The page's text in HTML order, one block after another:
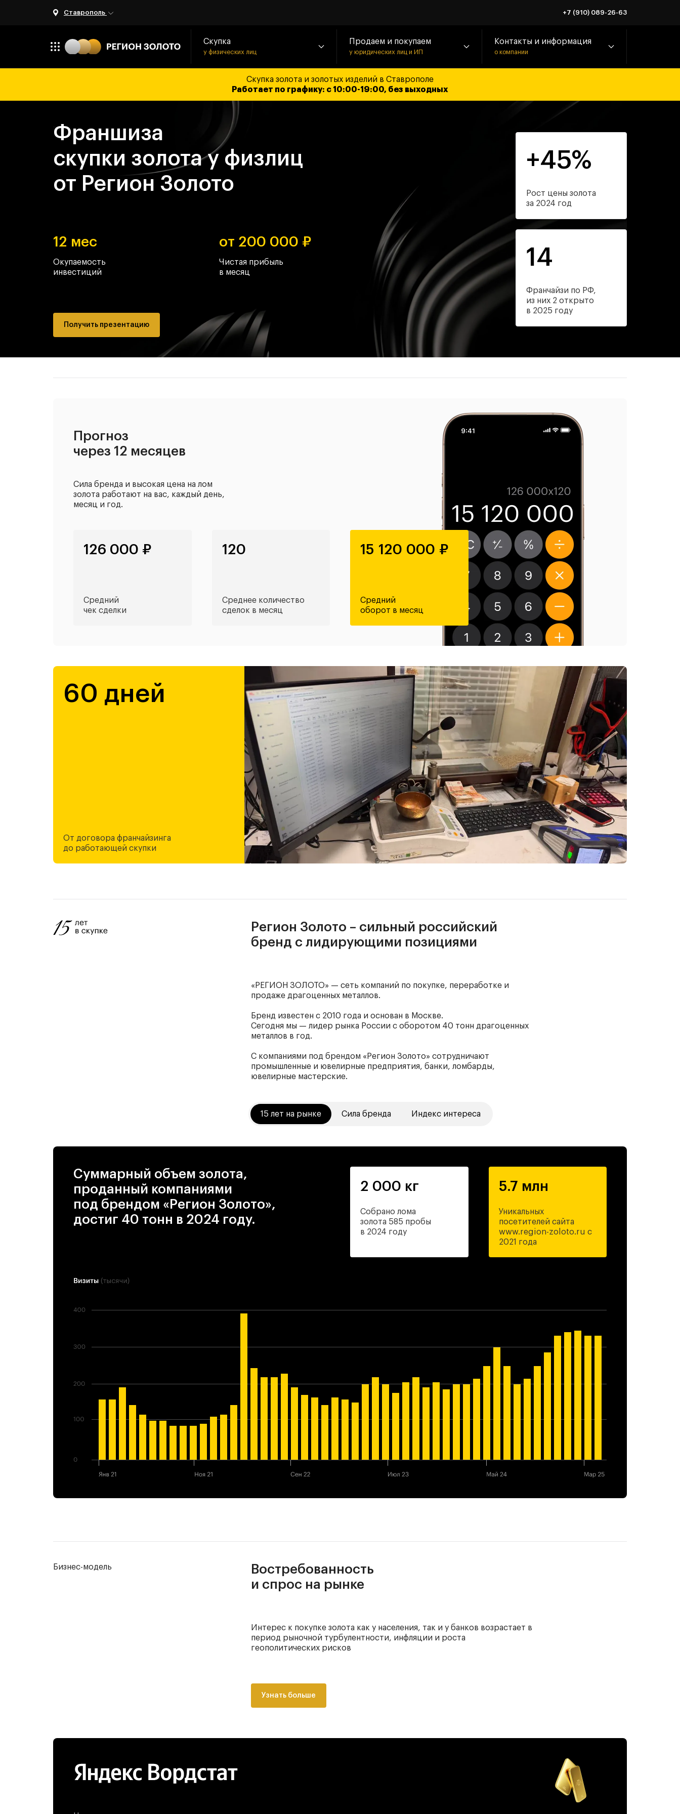
Ставрополь +7 (910) 089-26-63
Скупка
у физических лиц
Продаем и покупаем
у юридических лиц и ИП
Контакты и информация
о компании
Скупка золота и золотых изделий в Ставрополе
Работает по графику: с 10:00-19:00, без выходных
Франшиза
скупки золота у физлиц
от Регион Золото
12 мес
Окупаемость
инвестиций
от 200 000 ₽
Чистая прибыль
в месяц
Получить презентацию
+45%
Рост цены золота
за 2024 год
14
Франчайзи по РФ,
из них 2 открыто
в 2025 году
Прогноз
через 12 месяцев
Сила бренда и высокая цена на лом
золота работают на вас, каждый день,
месяц и год.
126 000 ₽
Средний
чек сделки
120
Среднее количество
сделок в месяц
15 120 000 ₽
Средний
оборот в месяц
60 дней
От договора франчайзинга
до работающей скупки
Регион Золото – сильный российский
бренд с лидирующими позициями
«РЕГИОН ЗОЛОТО» — сеть компаний по покупке, переработке и
продаже драгоценных металлов.
Бренд известен с 2010 года и основан в Москве.
Сегодня мы — лидер рынка России с оборотом 40 тонн драгоценных
металлов в год.
С компаниями под брендом «Регион Золото» сотрудничают
промышленные и ювелирные предприятия, банки, ломбарды,
ювелирные мастерские.
15 лет на рынке Сила бренда Индекс интереса
Суммарный объем золота,
проданный компаниями
под брендом «Регион Золото»,
достиг 40 тонн в 2024 году.
2 000 кг
Собрано лома
золота 585 пробы
в 2024 году
5.7 млн
Уникальных
посетителей сайта
www.region-zoloto.ru c
2021 года
Бизнес-модель
Востребованность
и спрос на рынке
Интерес к покупке золота как у населения, так и у банков возрастает в
период рыночной турбулентности, инфляции и роста
геополитических рисков
Узнать больше